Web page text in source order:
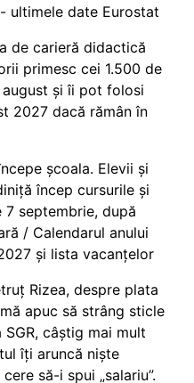
ultimele date Eurostat
de carieră didactică
primesc cei 1.500 de
august și îi pot folosi
2027 dacă rămân în
școala. Elevii și
încep cursurile și
septembrie, după
/ Calendarul anului
și lista vacanțelor
Rizea, despre plata
apuc să strâng sticle
SGR, câștig mai mult
îți aruncă niște
să-i spui „salariu”.